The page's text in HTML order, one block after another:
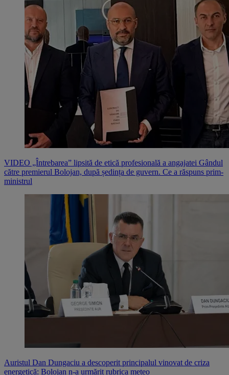
VIDEO „Întrebarea” lipsită de etică profesională a angajatei Gândul
către premierul Bolojan, după ședința de guvern. Ce a răspuns prim-
ministrul
Auristul Dan Dungaciu a descoperit principalul vinovat de criza
energetică: Bolojan n-a urmărit rubrica meteo